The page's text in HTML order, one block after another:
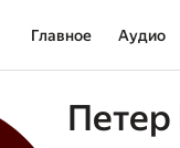
Главное Аудио